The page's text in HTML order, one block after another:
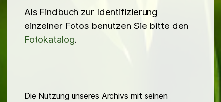
Als Findbuch zur Identifizierung
einzelner Fotos benutzen Sie bitte den
Fotokatalog.
Die Nutzung unseres Archivs mit seinen